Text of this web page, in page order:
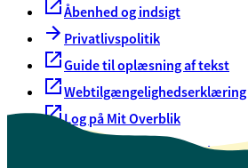
Åbenhed og indsigt
Privatlivspolitik
Guide til oplæsning af tekst
Webtilgængelighedserklæring
Log på Mit Overblik
Oversigt